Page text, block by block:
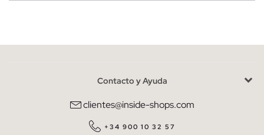
He leído y entiendo lapolítica de privacidad
QUIERO SUSCRIBIRME
Contacto y Ayuda
clientes@inside-shops.com
+34 900 10 32 57